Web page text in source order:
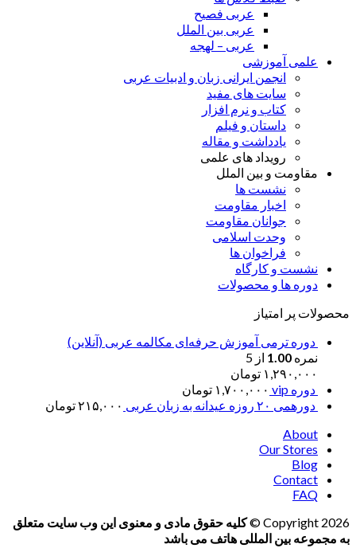
عربی فصیح
عربی بین الملل
عربی – لهجه
علمی آموزشی
انجمن ایرانی زبان و ادبیات عربی
سایت های مفید
کتاب و نرم افزار
داستان و فیلم
یادداشت و مقاله
رویداد های علمی
مقاومت و بین الملل
نشست ها
اخبار مقاومت
جوانان مقاومت
وحدت اسلامی
فراخوان ها
نشست و کارگاه
دوره ها و محصولات
محصولات پر امتیاز
دوره ترمی آموزش حرفه‌ای مکالمه عربی (آنلاین)
نمره 1.00 از 5
۱,۲۹۰,۰۰۰ تومان
دوره vip
۱,۷۰۰,۰۰۰ تومان
دورهمی ۲۰ روزه عیدانه به زبان عربی
۲۱۵,۰۰۰تومان
About
Our Stores
Blog
Contact
FAQ
Copyright 2026 ©
کلیه حقوق مادی و معنوی این وب سایت متعلق
به مجموعه بین المللی هاتف می باشد